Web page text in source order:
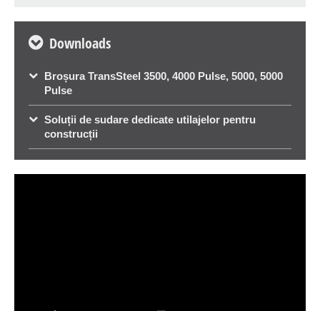
Downloads
Broșura TransSteel 3500, 4000 Pulse, 5000, 5000
Pulse
Soluții de sudare dedicate utilajelor pentru
construcții